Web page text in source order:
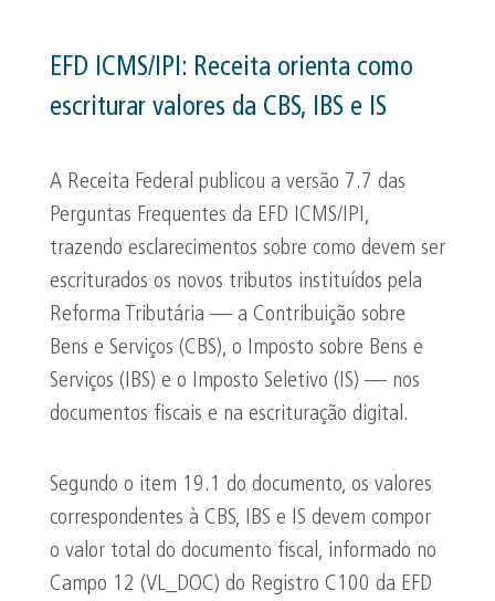
EFD ICMS/IPI: Receita orienta como
escriturar valores da CBS, IBS e IS
A Receita Federal publicou a versão 7.7 das
Perguntas Frequentes da EFD ICMS/IPI,
trazendo esclarecimentos sobre como devem ser
escriturados os novos tributos instituídos pela
Reforma Tributária — a Contribuição sobre
Bens e Serviços (CBS), o Imposto sobre Bens e
Serviços (IBS) e o Imposto Seletivo (IS) — nos
documentos fiscais e na escrituração digital.
Segundo o item 19.1 do documento, os valores
correspondentes à CBS, IBS e IS devem compor
o valor total do documento fiscal, informado no
Campo 12 (VL_DOC) do Registro C100 da EFD